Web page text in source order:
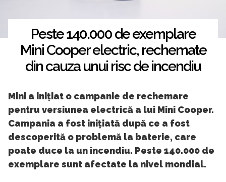
Peste 140.000 de exemplare
Mini Cooper electric, rechemate
din cauza unui risc de incendiu
Mini a inițiat o campanie de rechemare
pentru versiunea electrică a lui Mini Cooper.
Campania a fost inițiată după ce a fost
descoperită o problemă la baterie, care
poate duce la un incendiu. Peste 140.000 de
exemplare sunt afectate la nivel mondial.